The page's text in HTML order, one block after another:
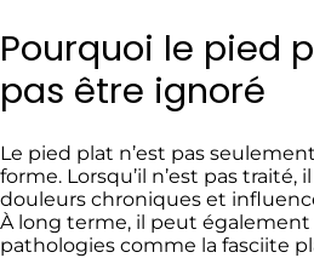
Pourquoi le pied
pas être ignoré
Le pied plat n’est pas
forme. Lorsqu’il n’est pas traité,
douleurs chroniques et
À long terme, il peut également
pathologies comme la fasciite